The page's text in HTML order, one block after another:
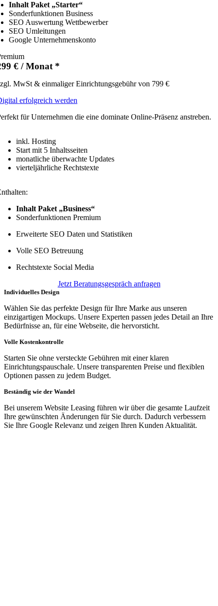
Inhalt Paket „Starter“
Sonderfunktionen Business
SEO Auswertung Wettbewerber
SEO Umleitungen
Google Unternehmenskonto
€ / Monat *
MwSt & einmaliger Einrichtungsgebühr von 799 €
erfolgreich werden
für Unternehmen die eine dominate Online-Präsenz anstreben.
inkl. Hosting
Start mit 5 Inhaltsseiten
monatliche überwachte Updates
vierteljährliche Rechtstexte
Inhalt Paket „Business“
Sonderfunktionen Premium
Erweiterte SEO Daten und Statistiken
Volle SEO Betreuung
Rechtstexte Social Media
Jetzt Beratungsgespräch anfragen
Individuelles Design
Wählen Sie das perfekte Design für Ihre Marke aus unseren
einzigartigen Mockups. Unsere Experten passen jedes Detail an Ihre
Bedürfnisse an, für eine Webseite, die hervorsticht.
Volle Kostenkontrolle
Starten Sie ohne versteckte Gebühren mit einer klaren
Einrichtungspauschale. Unsere transparenten Preise und flexiblen
Optionen passen zu jedem Budget.
Beständig wie der Wandel
Bei unserem Website Leasing führen wir über die gesamte Laufzeit
Ihre gewünschten Änderungen für Sie durch. Dadurch verbessern
Sie Ihre Google Relevanz und zeigen Ihren Kunden Aktualität.